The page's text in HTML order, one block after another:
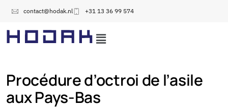
contact@hodak.nl +31 13 36 99 574
Procédure d’octroi de l’asile
aux Pays-Bas